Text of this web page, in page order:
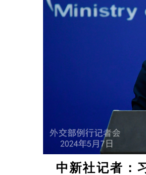
中新社记者：